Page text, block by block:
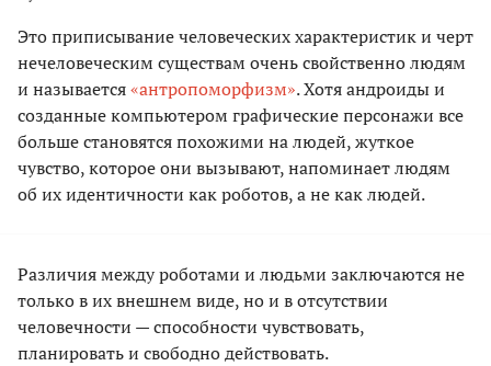
Это приписывание человеческих характеристик и черт
нечеловеческим существам очень свойственно людям
и называется«антропоморфизм». Хотя андроиды и
созданные компьютером графические персонажи все
больше становятся похожими на людей, жуткое
чувство, которое они вызывают, напоминает людям
об их идентичности как роботов, а не как людей.
Различия между роботами и людьми заключаются не
только в их внешнем виде, но и в отсутствии
человечности — способности чувствовать,
планировать и свободно действовать.